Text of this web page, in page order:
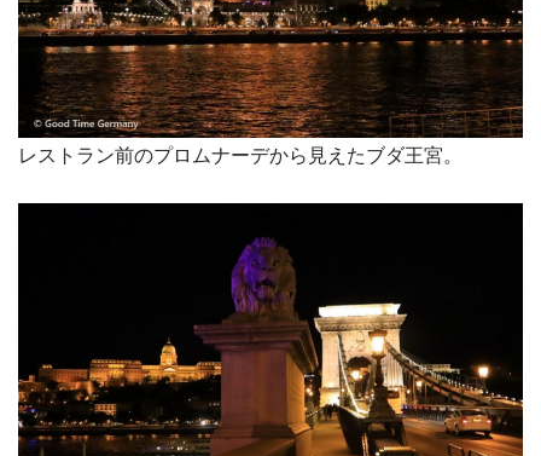
レストラン前のプロムナーデから見えたブダ王宮。